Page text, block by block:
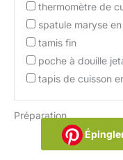
thermomètre de
spatule maryse
tamis fin
poche à douille
tapis de cuisson
Préparation